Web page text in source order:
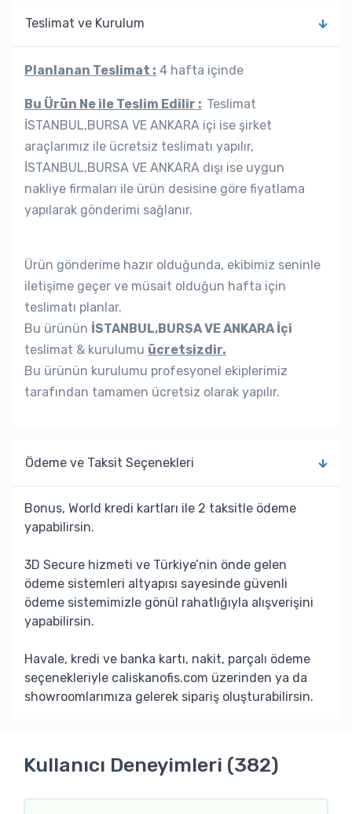
Teslimat ve Kurulum
Planlanan Teslimat : 4 hafta içinde
Bu Ürün Ne ile Teslim Edilir : Teslimat
İSTANBUL,BURSA VE ANKARA içi ise şirket
araçlarımız ile ücretsiz teslimatı yapılır,
İSTANBUL,BURSA VE ANKARA dışı ise uygun
nakliye firmaları ile ürün desisine göre fiyatlama
yapılarak gönderimi sağlanır.
Ürün gönderime hazır olduğunda, ekibimiz seninle
iletişime geçer ve müsait olduğun hafta için
teslimatı planlar.
Bu ürünün İSTANBUL,BURSA VE ANKARA İçi
teslimat & kurulumu ücretsizdir.
Bu ürünün kurulumu profesyonel ekiplerimiz
tarafından tamamen ücretsiz olarak yapılır.
Ödeme ve Taksit Seçenekleri
Bonus, World kredi kartları ile 2 taksitle ödeme
yapabilirsin.
3D Secure hizmeti ve Türkiye’nin önde gelen
ödeme sistemleri altyapısı sayesinde güvenli
ödeme sistemimizle gönül rahatlığıyla alışverişini
yapabilirsin.
Havale, kredi ve banka kartı, nakit, parçalı ödeme
seçenekleriyle caliskanofis.com üzerinden ya da
showroomlarımıza gelerek sipariş oluşturabilirsin.
Kullanıcı Deneyimleri (382)